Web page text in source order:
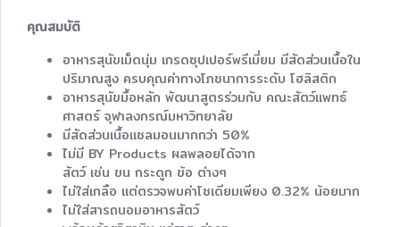
คุณสมบัติ
อาหารสุนัขเม็ดนุ่ม เกรดซุปเปอร์พรีเมี่ยม มีสัดส่วนเนื้อใน
ปริมาณสูง ครบคุณค่าทางโภชนาการระดับ โฮลิสติก
อาหารสุนัขมื้อหลัก พัฒนาสูตรร่วมกับ คณะสัตว์แพทธ์
ศาสตร์ จุฬาลงกรณ์มหาวิทยาลัย
มีสัดส่วนเนื้อแซลมอนมากกว่า 50%
ไม่มี BY Products ผลพลอยได้จาก
สัตว์ เช่น ขน กระดูก ข้อ ต่างๆ
ไม่ใส่เกลือ แต่ตรวจพบค่าโซเดียมเพียง 0.32% น้อยมาก
ไม่ใส่สารถนอมอาหารสัตว์